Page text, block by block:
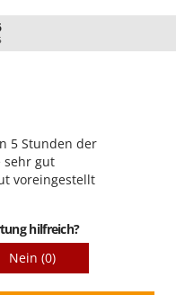
es den Trick tun
5 Stunden der
sehr gut
voreingestellt
hilfreich?
Nein (0)